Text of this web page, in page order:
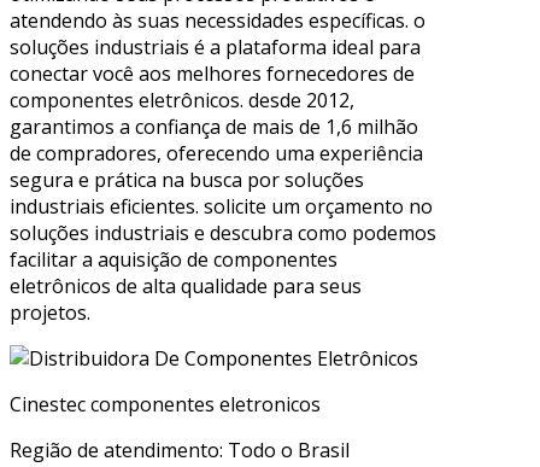
atendendo às suas necessidades específicas. o
soluções industriais é a plataforma ideal para
conectar você aos melhores fornecedores de
componentes eletrônicos. desde 2012,
garantimos a confiança de mais de 1,6 milhão
de compradores, oferecendo uma experiência
segura e prática na busca por soluções
industriais eficientes. solicite um orçamento no
soluções industriais e descubra como podemos
facilitar a aquisição de componentes
eletrônicos de alta qualidade para seus
projetos.
Cinestec componentes eletronicos
Região de atendimento: Todo o Brasil